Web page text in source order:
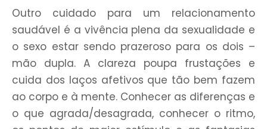
Outro cuidado para um relacionamento
saudável é a vivência plena da sexualidade e
o sexo estar sendo prazeroso para os dois –
mão dupla. A clareza poupa frustações e
cuida dos laços afetivos que tão bem fazem
ao corpo e à mente. Conhecer as diferenças e
o que agrada/desagrada, conhecer o ritmo,